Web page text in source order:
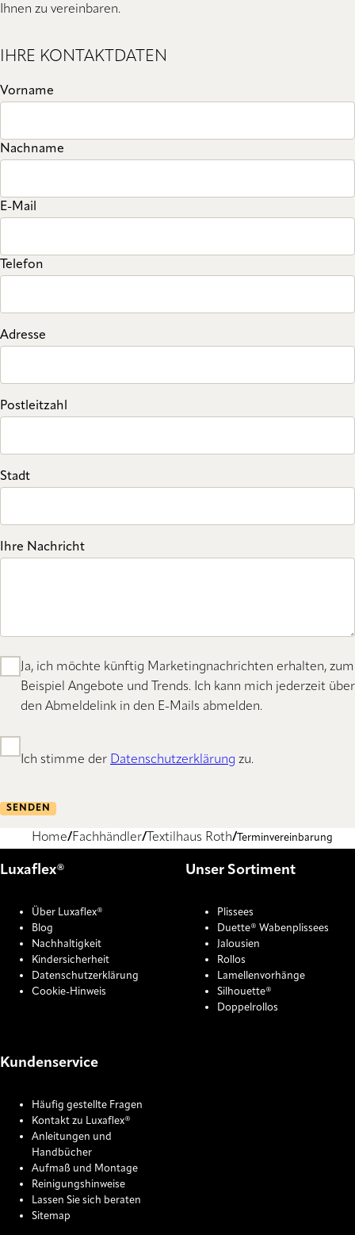
Ihnen zu vereinbaren.
IHRE KONTAKTDATEN
Vorname
Nachname
E-Mail
Telefon
Adresse
Postleitzahl
Stadt
Ihre Nachricht
Ja, ich möchte künftig Marketingnachrichten erhalten, zum
Beispiel Angebote und Trends. Ich kann mich jederzeit über
den Abmeldelink in den E-Mails abmelden.
Ich stimme der Datenschutzerklärung zu.
SENDEN
Home Fachhändler Textilhaus Roth Terminvereinbarung
Luxaflex®
Über Luxaflex®
Blog
Nachhaltigkeit
Kindersicherheit
Datenschutzerklärung
Cookie-Hinweis
Unser Sortiment
Plissees
Duette® Wabenplissees
Jalousien
Rollos
Lamellenvorhänge
Silhouette®
Doppelrollos
Kundenservice
Häufig gestellte Fragen
Kontakt zu Luxaflex®
Anleitungen und
Handbücher
Aufmaß und Montage
Reinigungshinweise
Lassen Sie sich beraten
Sitemap